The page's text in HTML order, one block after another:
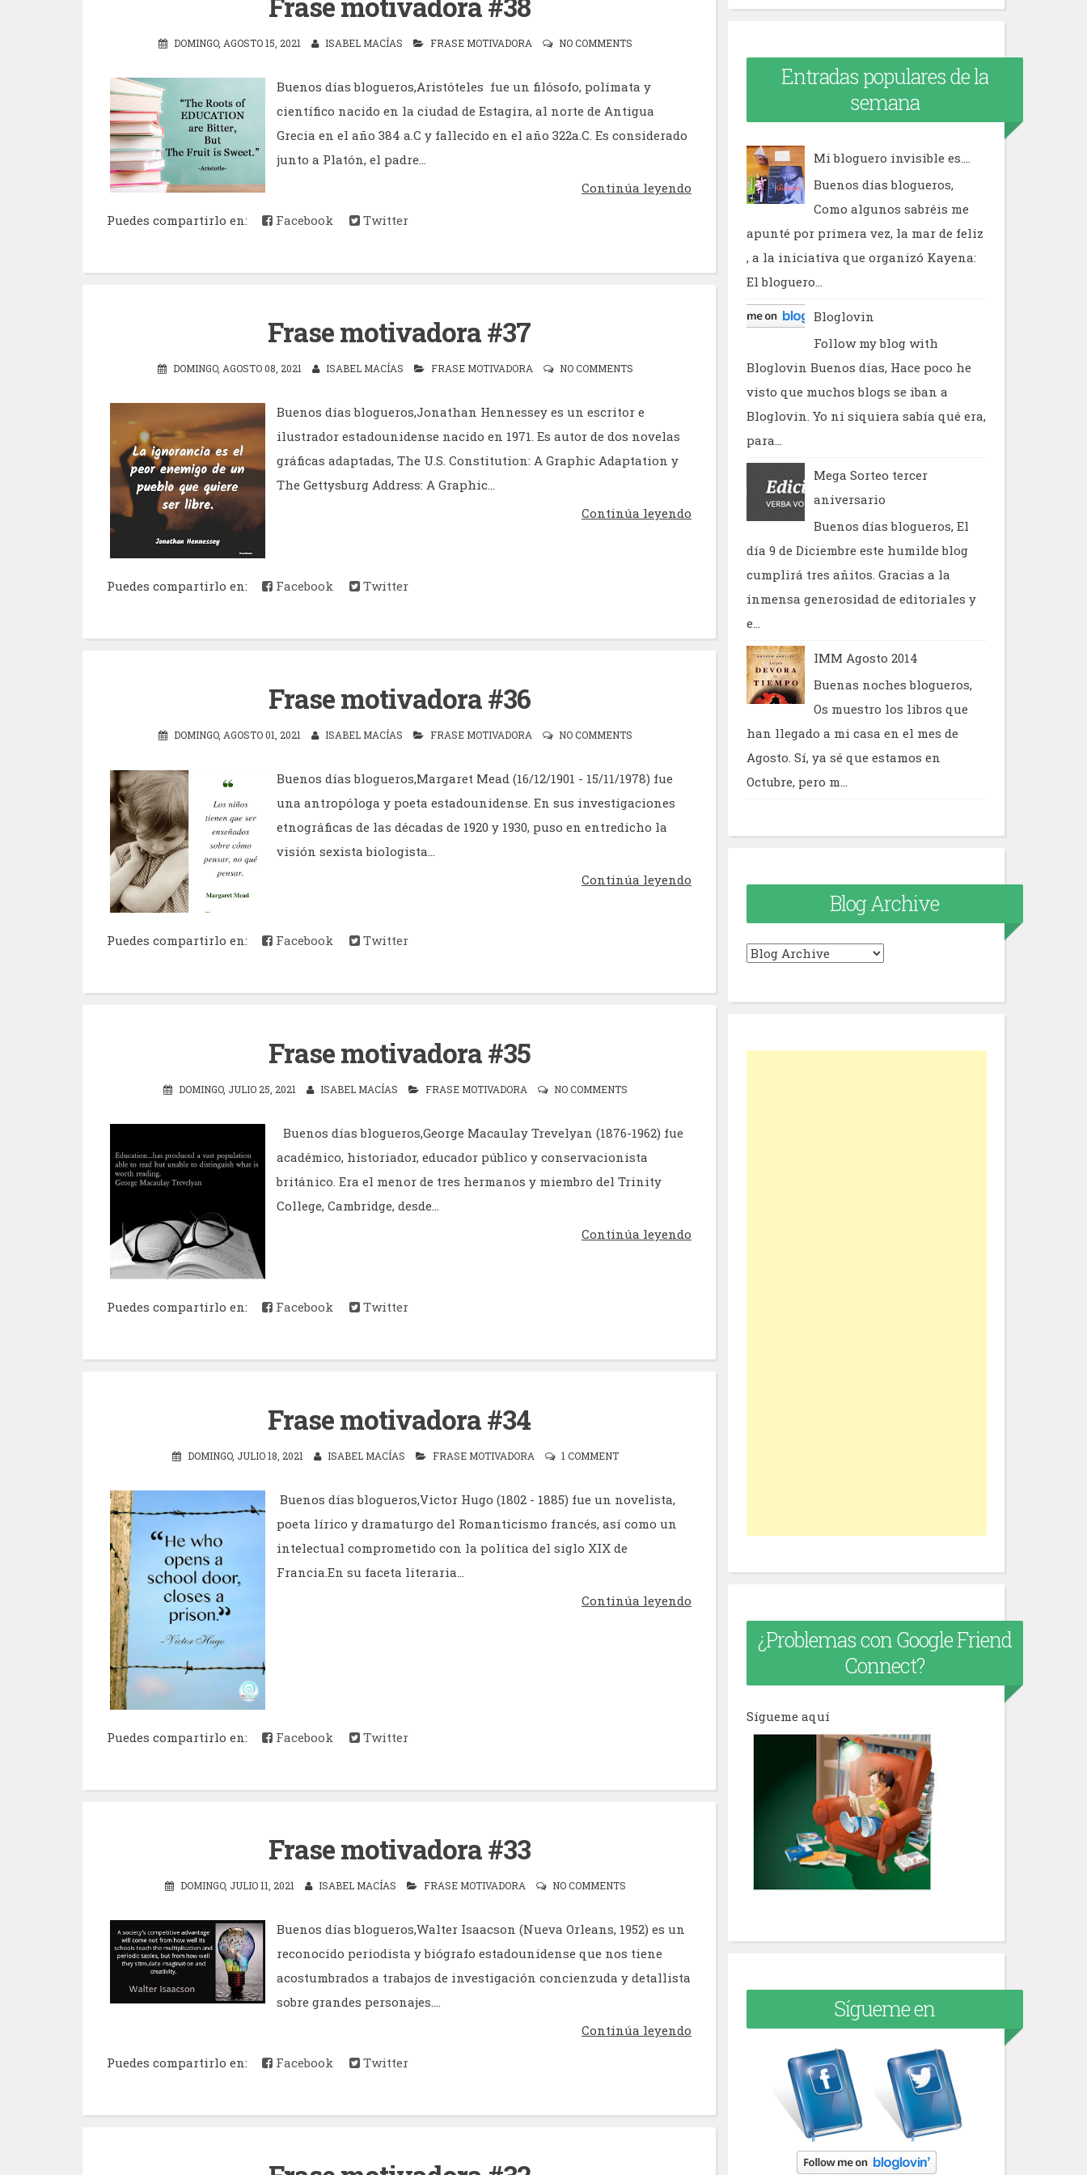
DOMINGO, AGOSTO 15, 2021 ISABEL MACÍAS FRASE MOTIVADORA NO COMMENTS
Buenos días blogueros,Aristóteles ​​​ fue un filósofo, polímata y
científico nacido en la ciudad de Estagira, al norte de Antigua
Grecia en el año 384 a.C y fallecido en el año 322a.C. Es considerado
junto a Platón, el padre...
Continúa leyendo
Puedes compartirlo en: Facebook Twitter
Frase motivadora #37
DOMINGO, AGOSTO 08, 2021 ISABEL MACÍAS FRASE MOTIVADORA NO COMMENTS
Buenos días blogueros,Jonathan Hennessey es un escritor e
ilustrador estadounidense nacido en 1971. Es autor de dos novelas
gráficas adaptadas, The U.S. Constitution: A Graphic Adaptation y
The Gettysburg Address: A Graphic...
Continúa leyendo
Puedes compartirlo en: Facebook Twitter
Frase motivadora #36
DOMINGO, AGOSTO 01, 2021 ISABEL MACÍAS FRASE MOTIVADORA NO COMMENTS
Buenos días blogueros,Margaret Mead (16/12/1901 - 15/11/1978) fue
una antropóloga y poeta estadounidense. En sus investigaciones
etnográficas de las décadas de 1920 y 1930, puso en entredicho la
visión sexista biologista...
Continúa leyendo
Puedes compartirlo en: Facebook Twitter
Frase motivadora #35
DOMINGO, JULIO 25, 2021 ISABEL MACÍAS FRASE MOTIVADORA NO COMMENTS
Buenos días blogueros,George Macaulay Trevelyan (1876-1962) fue
académico, historiador, educador público y conservacionista
británico. Era el menor de tres hermanos y miembro del Trinity
College, Cambridge, desde...
Continúa leyendo
Puedes compartirlo en: Facebook Twitter
Frase motivadora #34
DOMINGO, JULIO 18, 2021 ISABEL MACÍAS FRASE MOTIVADORA 1 COMMENT
Buenos días blogueros,Victor Hugo (1802 - 1885) fue un novelista,
poeta lírico y dramaturgo del Romanticismo francés, así como un
intelectual comprometido con la política del siglo XIX de
Francia.En su faceta literaria...
Continúa leyendo
Puedes compartirlo en: Facebook Twitter
Frase motivadora #33
DOMINGO, JULIO 11, 2021 ISABEL MACÍAS FRASE MOTIVADORA NO COMMENTS
Buenos días blogueros,Walter Isaacson (Nueva Orleans, 1952) es un
reconocido periodista y biógrafo estadounidense que nos tiene
acostumbrados a trabajos de investigación concienzuda y detallista
sobre grandes personajes....
Continúa leyendo
Puedes compartirlo en:
Facebook Twitter
Entradas populares de la
semana
Mi bloguero invisible es....
Buenos días blogueros,
Como algunos sabréis me
apunté por primera vez, la mar de feliz
, a la iniciativa que organizó Kayena:
El bloguero...
Bloglovin
Follow my blog with
Bloglovin Buenos días, Hace poco he
visto que muchos blogs se iban a
Bloglovin. Yo ni siquiera sabía qué era,
para...
Mega Sorteo tercer
aniversario
Buenos días blogueros, El
día 9 de Diciembre este humilde blog
cumplirá tres añitos. Gracias a la
inmensa generosidad de editoriales y
e...
IMM Agosto 2014
Buenas noches blogueros,
Os muestro los libros que
han llegado a mi casa en el mes de
Agosto. Sí, ya sé que estamos en
Octubre, pero m...
Blog Archive
¿Problemas con Google Friend
Connect?
Sígueme aquí
Sígueme en